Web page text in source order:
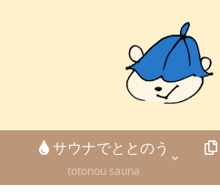
サウナでととのう
totonou sauna